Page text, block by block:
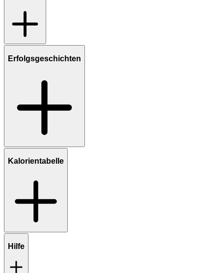
Erfolgsgeschichten
Kalorientabelle
Hilfe